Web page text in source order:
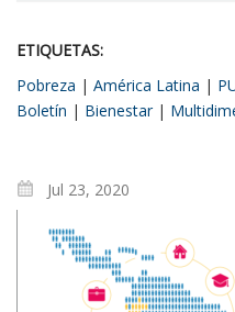
ETIQUETAS:
Pobreza | América Latina |
Boletín | Bienestar|
Jul 23, 2020